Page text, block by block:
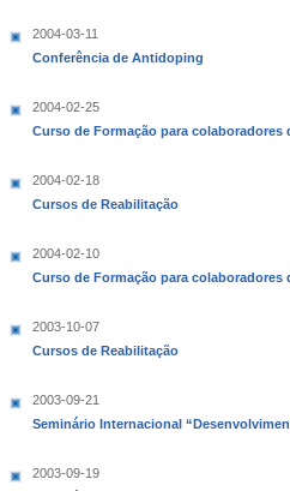
2004-03-11
Conferência de Antidoping
2004-02-25
Curso de Formação para colaboradores
2004-02-18
Cursos de Reabilitação
2004-02-10
Curso de Formação para colaboradores
2003-10-07
Cursos de Reabilitação
2003-09-21
Seminário Internacional
2003-09-19